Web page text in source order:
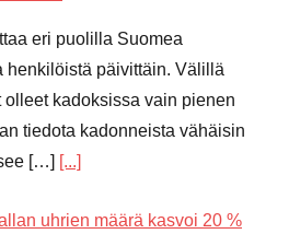
eri puolilla Suomea
henkilöistä päivittäin. Välillä
olleet kadoksissa vain pienen
tiedota kadonneista vähäisin
[…] [...]
uhrien määrä kasvoi 20 %